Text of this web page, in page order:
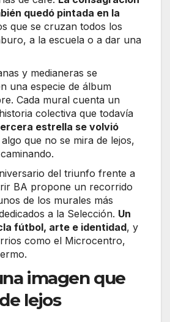
quedó pintada en la
que se cruzan todos los
a la escuela o a dar una
y medianeras se
una especie de álbum
Cada mural cuenta un
colectiva que todavía
estrella se volvió
algo que no se mira de lejos,
del triunfo frente a
BA propone un recorrido
de los murales más
a la Selección. Un
fútbol, arte e identidad, y
como el Microcentro,
imagen que
lejos